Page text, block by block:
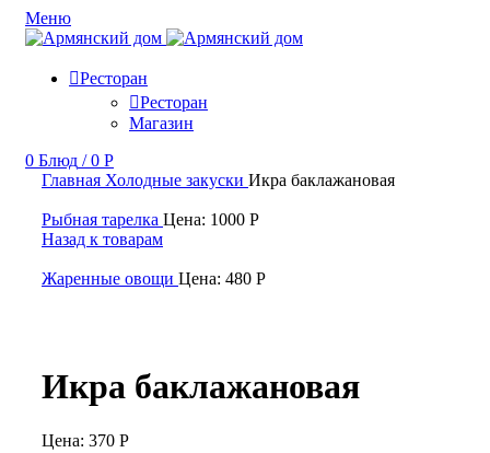
Меню
Ресторан
Ресторан
Магазин
0 Блюд / 0 Р
Главная Холодные закуски Икра баклажановая
Рыбная тарелка Цена: 1000 Р
Назад к товарам
Жаренные овощи Цена: 480 Р
Икра баклажановая
Цена: 370 Р